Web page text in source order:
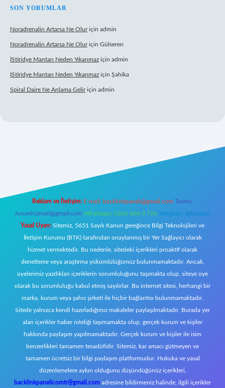
SON YORUMLAR
Noradrenalin Artarsa Ne Oluriçin admin
Noradrenalin Artarsa Ne Oluriçin Gülseren
İStiridye Mantarı Neden Yıkanmaz için admin
İStiridye Mantarı Neden Yıkanmaz için Şahika
Spiral Daire Ne Anlama Geliriçin admin
Reklam ve İletişim: E-mail: backlinkpaneli@gmail.com Teams:
forumhizmeti@gmail.com Whatsapp: 0262 606 0 726 Telegram: @karabul
Yasal Uyarı: Sitemiz, 5651 Sayılı Kanun gereğince Bilgi Teknolojileri ve
İletişim Kurumu (BTK) tarafından onaylanmış bir Yer Sağlayıcı olarak
hizmet vermektedir. Bu nedenle, sitedeki içerikleri proaktif olarak
denetleme veya araştırma yükümlülüğümüz bulunmamaktadır. Ancak,
üyelerimiz yazdıkları içeriklerin sorumluluğunu taşımakta olup, siteye üye
olarak bu sorumluluğu kabul etmiş sayılırlar. Bu internet sitesi, herhangi bir
marka, kurum veya şahıs şirketi ile hiçbir bağlantısı bulunmamaktadır.
Sitede yalnızca kendi hazırladığımız makaleler paylaşılmaktadır. Burada yer
alan içerikler haber niteliği taşımamakta olup, gerçek kurum ve kişiler
hakkında paylaşım yapılmamaktadır. Gerçek kurum ve kişiler ile isim
benzerlikleri tamamen tesadüfidir. Sitemiz, kar amacı gütmeyen ve
tamamen ücretsiz bir bilgi paylaşım platformudur. Hukuka ve yasal
düzenlemelere aykırı olduğunu düşündüğünüz içerikleri,
backlinkpanelicomtr@gmail.com adresine bildirmeniz halinde, ilgili içerikler